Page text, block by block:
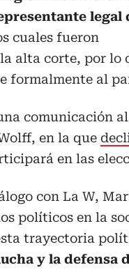
legal
cuales fueron
alta corte, por lo
formalmente al
comunicación
en la que
en las
con La W,
políticos en la
trayectoria
y la defensa